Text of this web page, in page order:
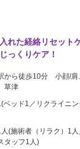
れた経絡リセット
っくりケア！
から徒歩10分 小顔/肩
草津
ベッド1／リクライニ
(施術者（リラク）1
タッフ1人)